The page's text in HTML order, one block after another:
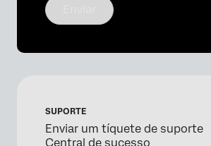
SUPORTE
Enviar um tíquete de suporte
Central de sucesso